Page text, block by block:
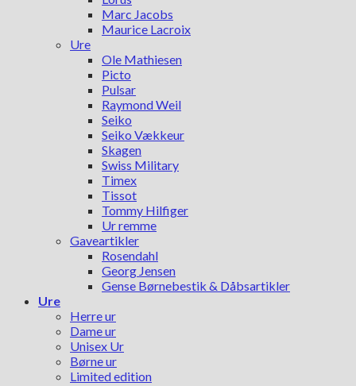
Marc Jacobs
Maurice Lacroix
Ure
Ole Mathiesen
Picto
Pulsar
Raymond Weil
Seiko
Seiko Vækkeur
Skagen
Swiss Military
Timex
Tissot
Tommy Hilfiger
Ur remme
Gaveartikler
Rosendahl
Georg Jensen
Gense Børnebestik & Dåbsartikler
Ure
Herre ur
Dame ur
Unisex Ur
Børne ur
Limited edition